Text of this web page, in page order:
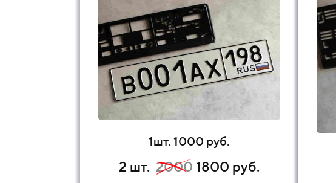
1шт. 1000 руб.
2 шт. 2000 1800 руб.